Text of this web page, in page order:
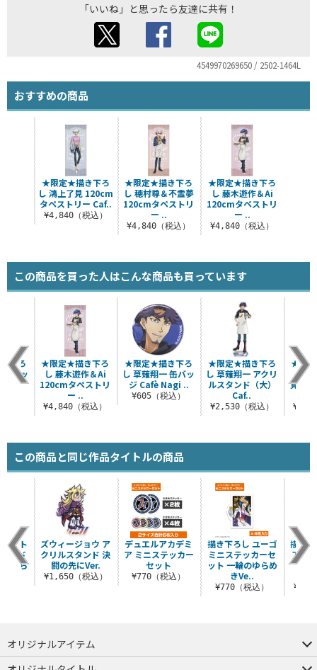
「いいね」と思ったら友達に共有！
4549970269650 / 2502-1464L
おすすめの商品
★限定★描き下ろ
し 穂村尊＆不霊夢
120cmタペストリ
ー ..
¥4,840（税込）
★限定★描き下ろ
し 藤木遊作＆Ai
120cmタペストリ
ー ..
¥4,840（税込）
★限定★描き下ろ
し 鴻上了見 120cm
タペストリー Caf..
¥4,840（税込）
この商品を買った人はこんな商品も買っています
★限定★描き下ろ
し 草薙翔一 缶バッ
ジ Cafè Nagi ..
¥605（税込）
★限定★描き下ろ
し 草薙翔一 アクリ
ルスタンド（大）
Caf..
¥2,530（税込）
★限
し 遊
見・
下ろ
缶バッ
..
★限定★描き下ろ
し 藤木遊作＆Ai
120cmタペストリ
ー ..
¥4,840（税込）
この商品と同じ作品タイトルの商品
デュエルアカデミ
ア ミニステッカー
セット
¥770（税込）
描き下ろし ユーゴ
ミニステッカーセ
ット 一輪のゆらめ
きVe..
¥770（税込）
描き
アク
（大
ート
ンド
ゆら
ズウィージョウ ア
クリルスタンド 決
闘の先にVer.
¥1,650（税込）
オリジナルアイテム
つままれ
つかまれ
ピョコッテ